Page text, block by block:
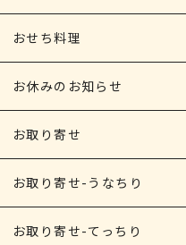
おせち料理
お休みのお知らせ
お取り寄せ
お取り寄せ-うなちり
お取り寄せ-てっちり